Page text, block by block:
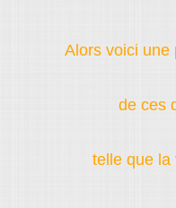
Alors voici une
de ces
telle que la